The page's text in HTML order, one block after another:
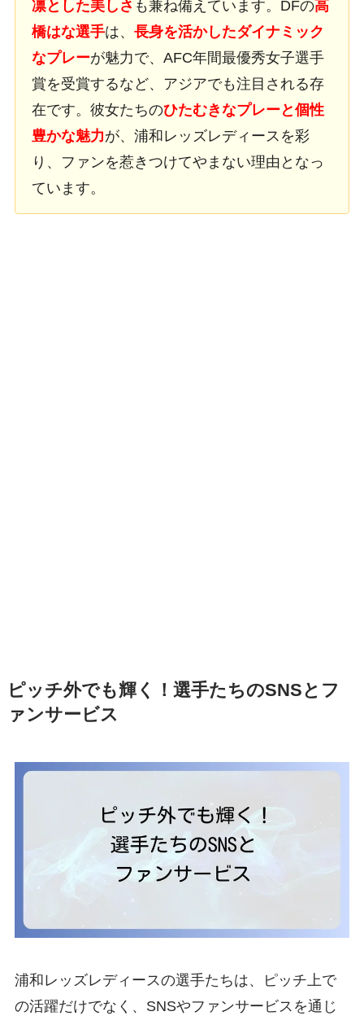
凛とした美しさ も兼ね備えています。DFの高
橋はな選手は、 長身を活かしたダイナミック
なプレーが魅力で、AFC年間最優秀女子選手
賞を受賞するなど、アジアでも注目される存
在です。彼女たちのひたむきなプレーと個性
豊かな魅力が、浦和レッズレディースを彩
り、ファンを惹きつけてやまない理由となっ
ています。
ピッチ外でも輝く！選手たちのSNSとフ
ァンサービス
浦和レッズレディースの選手たちは、ピッチ上で
の活躍だけでなく、SNSやファンサービスを通じ